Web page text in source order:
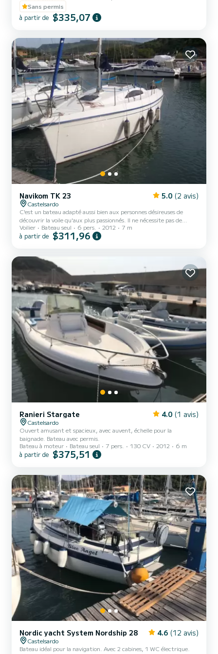
Sans permis
à partir de $335,07
Navikom TK 23 5.0 (2 avis)
Castelsardo
C'est un bateau adapté aussi bien aux personnes désireuses de
découvrir la voile qu'aux plus passionnés. Il ne nécessite pas de
permis bateau, équipement : gouvernail de barre, grand-voile avec
lazy-bag, génois sur enrouleur. Protection solaire sur demande.
veuillez nous contacter.
Voilier Bateau seul 6 pers. 2012 7 m
à partir de $311,96
Ranieri Stargate 4.0 (1 avis)
Castelsardo
Ouvert amusant et spacieux, avec auvent, échelle pour la
baignade. Bateau avec permis.
Bateau à moteur
Bateau seul 7 pers. 130 CV 2012 6 m
à partir de $375,51
Nordic yacht System Nordship 28 4.6 (12 avis)
Castelsardo
Bateau idéal pour la navigation. Avec 2 cabines, 1 WC électrique.